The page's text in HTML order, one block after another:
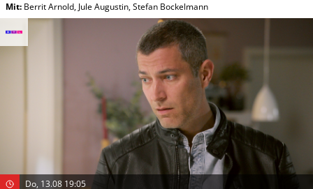
Mit: Berrit Arnold, Jule Augustin,Stefan Bockelmann
Do, 13.08 19:05